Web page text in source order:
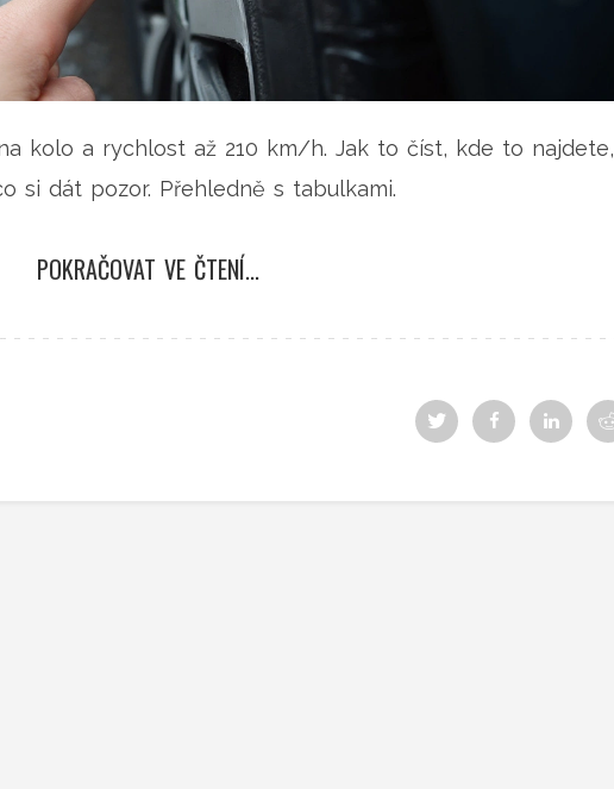
kolo a rychlost až 210 km/h. Jak to číst, kde to najdete,
si dát pozor. Přehledně s tabulkami.
POKRAČOVAT VE ČTENÍ...